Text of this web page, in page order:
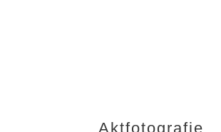
Aktfotografie